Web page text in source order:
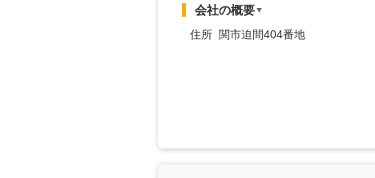
会社の概要▼
住所 関市迫間404番地